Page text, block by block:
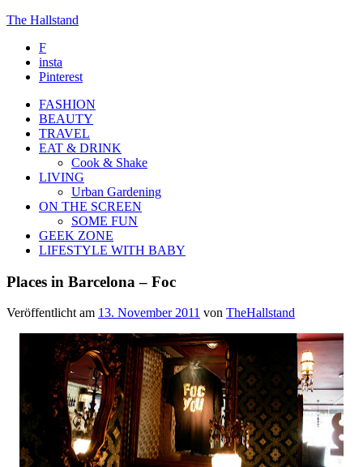
The Hallstand
F
insta
Pinterest
FASHION
BEAUTY
TRAVEL
EAT & DRINK
Cook & Shake
LIVING
Urban Gardening
ON THE SCREEN
SOME FUN
GEEK ZONE
LIFESTYLE WITH BABY
Places in Barcelona – Foc
Veröffentlicht am 13. November 2011 von TheHallstand